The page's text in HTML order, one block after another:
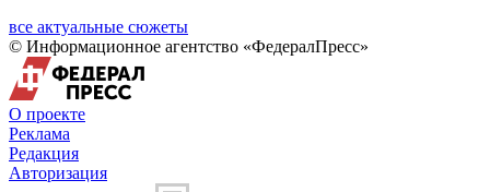
все актуальные сюжеты
© Информационное агентство «ФедералПресс»
О проекте
Реклама
Редакция
Авторизация